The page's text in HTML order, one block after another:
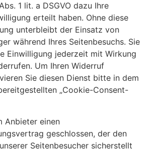
1 lit. a DSGVO dazu Ihre
erteilt haben. Ohne diese
unterbleibt der Einsatz von
während Ihres Seitenbesuchs. Sie
Einwilligung jederzeit mit Wirkung
Um Ihren Widerruf
Sie diesen Dienst bitte in dem
„Cookie-Consent-
Anbieter einen
geschlossen, der den
Seitenbesucher sicherstellt